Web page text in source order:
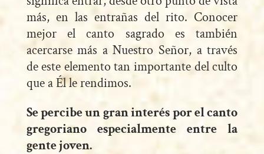
más, en las entrañas del rito. Conocer
mejor el canto sagrado es también
acercarse más a Nuestro Señor, a través
de este elemento tan importante del culto
que a Él le rendimos.
Se percibe un gran interés por el canto
gregoriano especialmente entre la
gente joven.